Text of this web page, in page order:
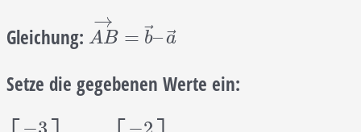
Gleichung: AB
→
= b⃗
–a⃗
AB→=b →–a
Setze die gegebenen Werte ein: